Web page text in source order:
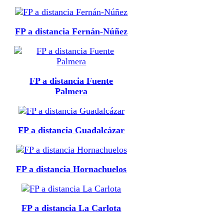
FP a distancia Fernán-Núñez
FP a distancia Fuente
Palmera
FP a distancia Guadalcázar
FP a distancia Hornachuelos
FP a distancia La Carlota